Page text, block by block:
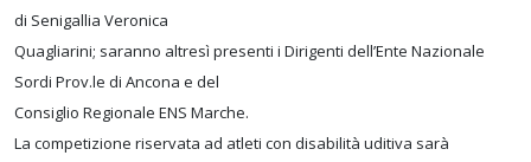
di Senigallia Veronica
Quagliarini; saranno altresì presenti i Dirigenti dell’Ente Nazionale
Sordi Prov.le di Ancona e del
Consiglio Regionale ENS Marche.
La competizione riservata ad atleti con disabilità uditiva sarà